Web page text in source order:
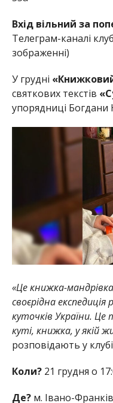
Вхід вільний за
Телеграм-каналі
зображенні)
У грудні
святкових текстів
упорядниці Богдани
«Це книжка-
своєрідна експедиція
куточків України. Це
куті, книжка, у якій
розповідають у
Коли?21 грудня о
Де?м. Івано-